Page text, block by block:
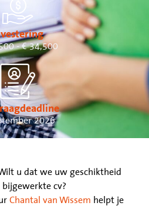
- € 34,500
2026
u dat we uw geschiktheid
cv?
Chantal van Wissem helpt je